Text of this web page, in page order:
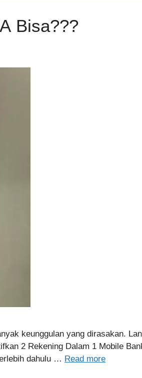
Bisa???
keunggulan yang dirasakan.
2 Rekening Dalam 1 Mobile
dahulu … Read more